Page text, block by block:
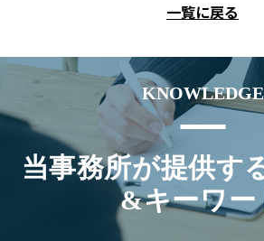
一覧に戻る
KNOWLEDGE
当事務所が提供す
&キーワー